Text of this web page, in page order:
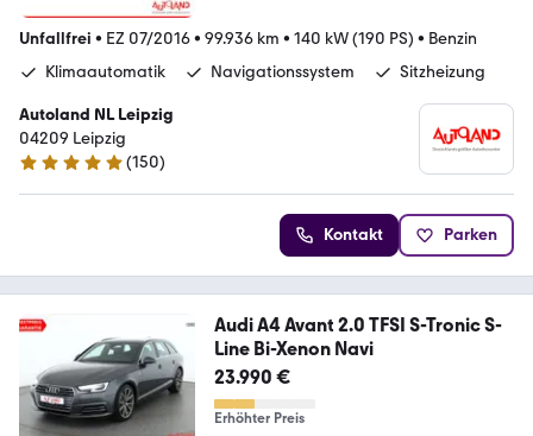
Unfallfrei • EZ 07/2016• 99.936 km • 140 kW (190 PS) • Benzin
Klimaautomatik
Navigationssystem Sitzheizung
Autoland NL Leipzig
04209 Leipzig
4.8 Sterne
(150)
Kontakt Parken
Audi A4 Avant 2.0 TFSI S-Tronic S-
Line Bi-Xenon Navi
23.990 €
Erhöhter Preis